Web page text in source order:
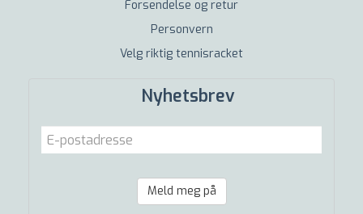
Forsendelse og retur
Personvern
Velg riktig tennisracket
Nyhetsbrev
Meld meg på